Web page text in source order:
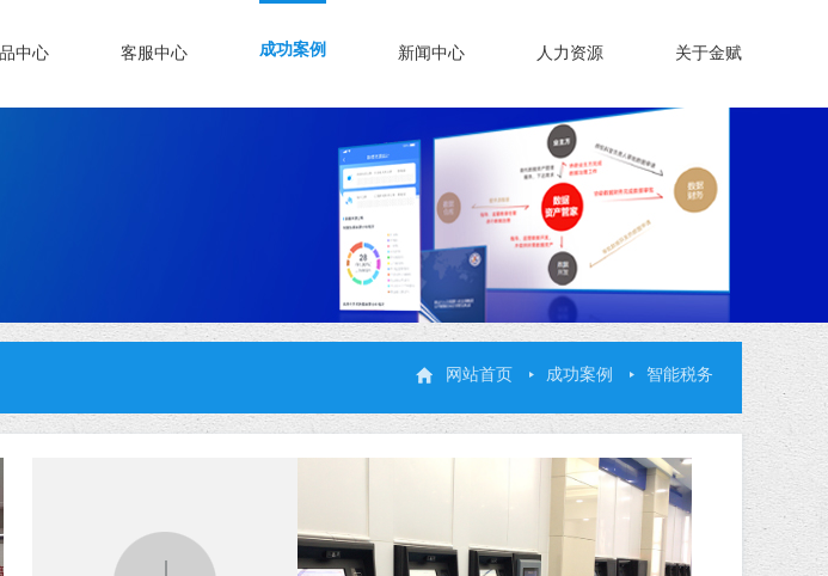
中心 客服中心 成功案例 新闻中心 人力资源 关于金赋
网站首页 成功案例 智能税务